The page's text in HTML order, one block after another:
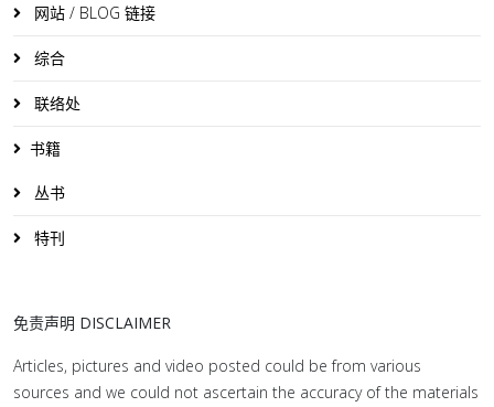
网站 / BLOG 链接
综合
联络处
书籍
丛书
特刊
免责声明 DISCLAIMER
Articles, pictures and video posted could be from various
sources and we could not ascertain the accuracy of the materials